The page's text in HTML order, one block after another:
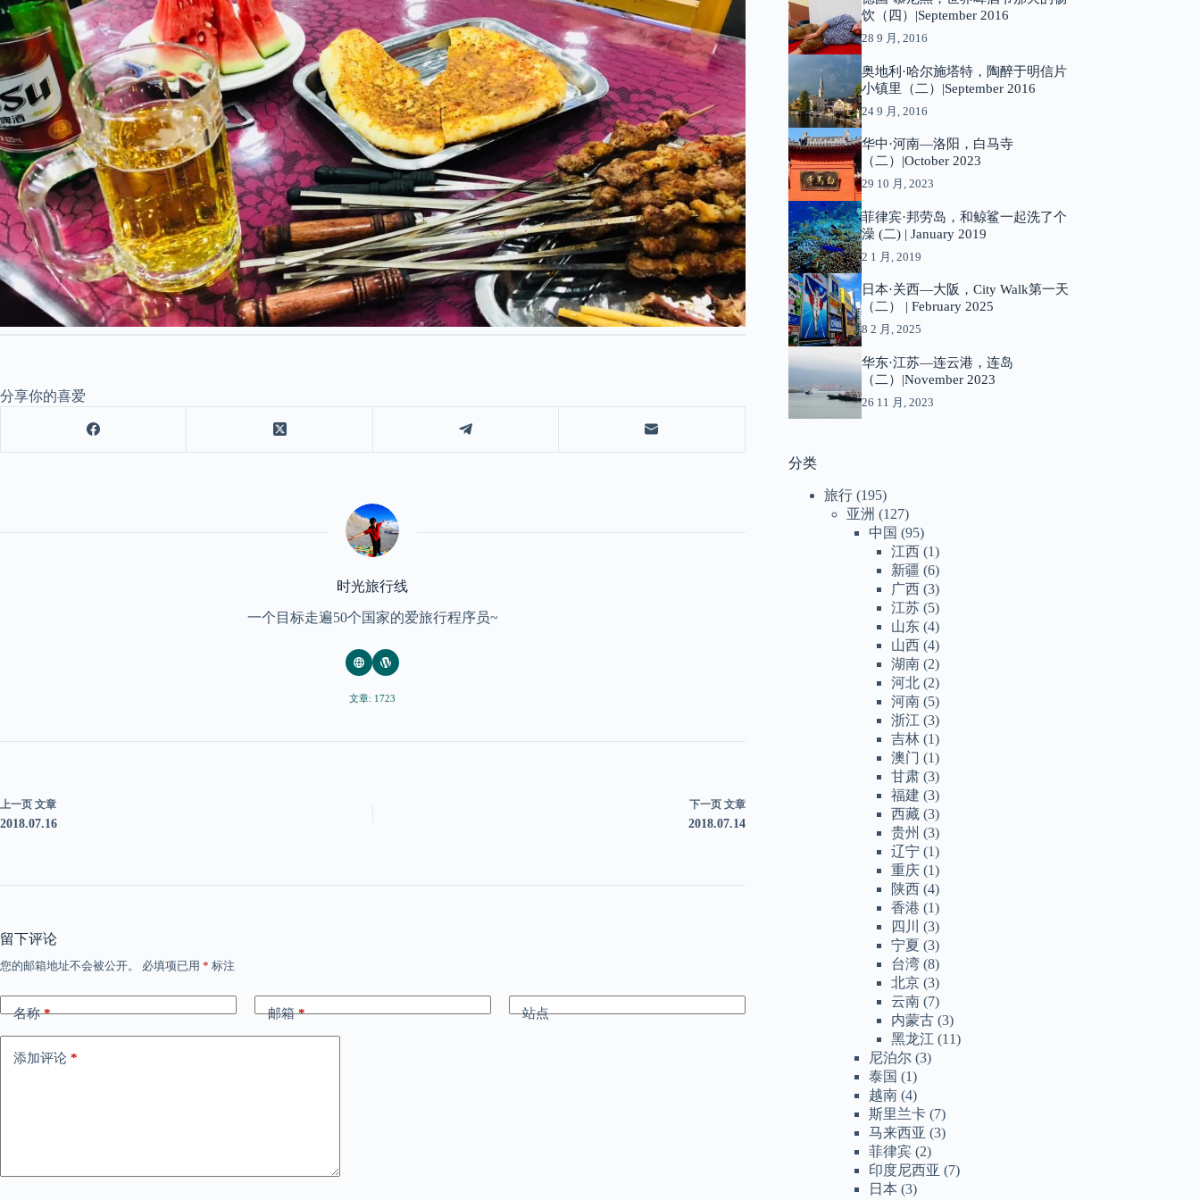
分享你的喜爱
时光旅行线
一个目标走遍50个国家的爱旅行程序员~
文章: 1723
上一页 文章
2018.07.16
下一页 文章
2018.07.14
留下评论
您的邮箱地址不会被公开。 必填项已用 * 标注
名称* 邮箱* 站点
添加评论 *
饮（四）|September 2016
28 9 月, 2016
奥地利·哈尔施塔特，陶醉于明信片
小镇里（二）|September 2016
24 9 月, 2016
华中·河南—洛阳，白马寺
（二）|October 2023
29 10 月, 2023
菲律宾·邦劳岛，和鲸鲨一起洗了个
澡 (二) | January 2019
2 1 月, 2019
日本·关西—大阪，City Walk第一天
（二） | February 2025
8 2 月, 2025
华东·江苏—连云港，连岛
（二）|November 2023
26 11 月, 2023
分类
旅行 (195)
亚洲 (127)
中国 (95)
江西 (1)
新疆 (6)
广西 (3)
江苏 (5)
山东 (4)
山西 (4)
湖南 (2)
河北 (2)
河南 (5)
浙江 (3)
吉林 (1)
澳门 (1)
甘肃 (3)
福建 (3)
西藏 (3)
贵州 (3)
辽宁 (1)
重庆 (1)
陕西 (4)
香港 (1)
四川
(3)
宁夏 (3)
台湾 (8)
北京 (3)
云南 (7)
内蒙古 (3)
黑龙江 (11)
尼泊尔 (3)
泰国 (1)
越南 (4)
斯里兰卡 (7)
马来西亚 (3)
菲律宾 (2)
印度尼西亚 (7)
日本 (3)